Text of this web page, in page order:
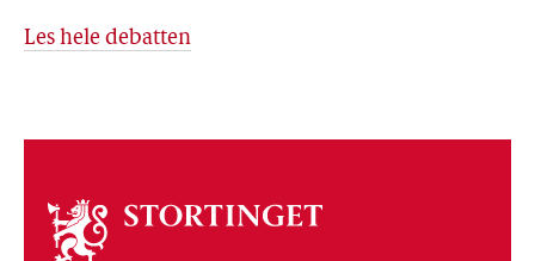
Les hele debatten
Om
stortinget